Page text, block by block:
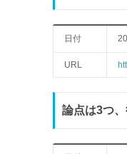
日付
URL
論点は3つ